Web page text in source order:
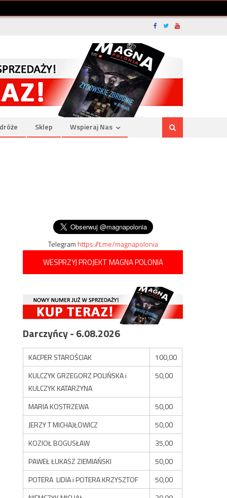
Sklep Wspieraj Nas
Telegramhttps://t.me/magnapolonia
WESPRZYJ PROJEKT MAGNA POLONIA
Darczyńcy - 6.08.2026
KACPER STAROŚCIAK
100,00
KULCZYK GRZEGORZ POLIŃSKA i
KULCZYK KATARZYNA
50,00
MARIA KOSTRZEWA
50,00
JERZY T MICHAJŁOWICZ
50,00
KOZIOŁ BOGUSŁAW
35,00
PAWEŁ ŁUKASZ ZIEMIAŃSKI
50,00
POTERA LIDIA i POTERA KRZYSZTOF
50,00